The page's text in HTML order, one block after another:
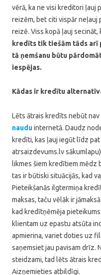
vērā, ka ne visi kreditori ļauj
reizēm, bet citi vispār neļauj
reizē. Viss kopā ļauj secināt,
kredīts tik tiešām tāds arī
tā ņemšanu būtu
iespējas.
Kādas ir kredītu
Lēts ātrais kredīts nebūt
nauduinternetā. Daudz
kredīti, kas ļauj iegūt līdz
atrsaizdevums.lv
likmes šiem kredītiem mēdz
tas ir būtiski situācijās, kad
Pieteikšanās ilgtermiņa
maksas, taču vēlāk ir
kad kredītņēmēja
klientam uz epastu atsūta
apmierina, variet doties uz
saņemsiet jau pavisam drīz.
steidzami, tad lēts ātrais
Aizņemieties atbildīgi.